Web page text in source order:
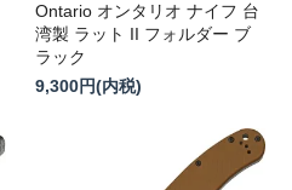
Ontario オンタリオ ナイフ 台
湾製 ラット II フォルダー ブ
ラック
9,300円(内税)